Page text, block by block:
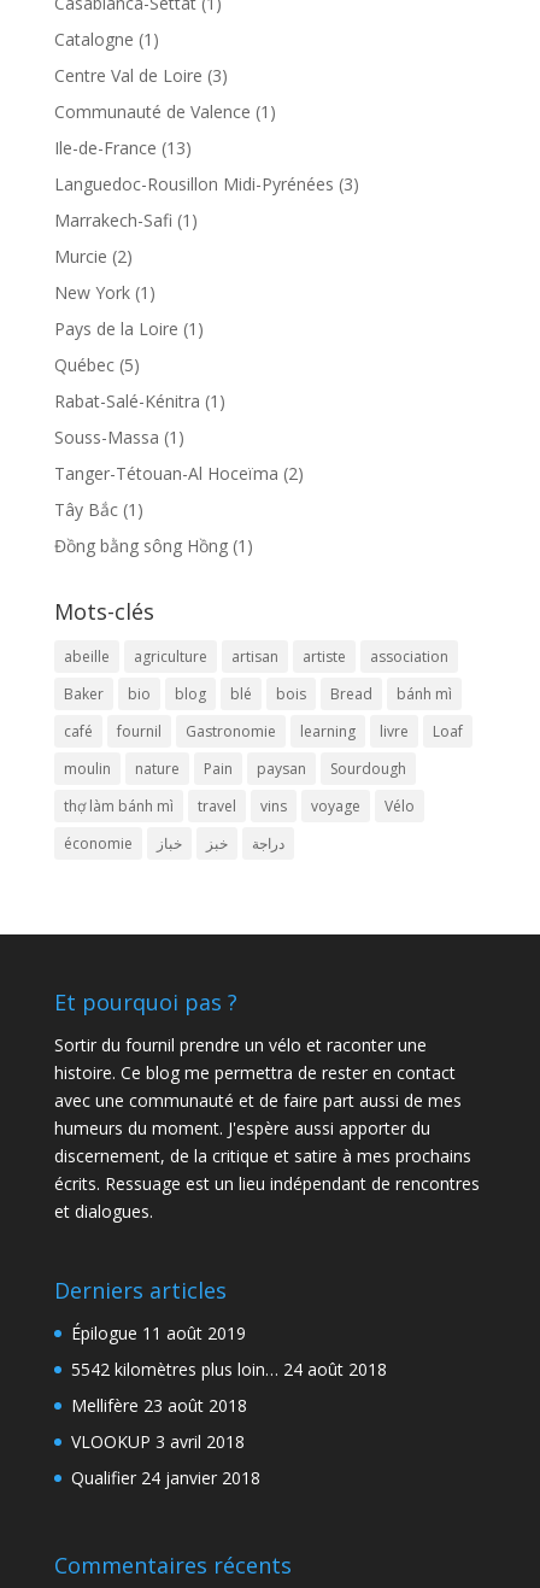
Catalogne (1)
Centre Val de Loire (3)
Communauté de Valence (1)
Ile-de-France (13)
Languedoc-Rousillon Midi-Pyrénées (3)
Marrakech-Safi (1)
Murcie (2)
New York(1)
Pays de la Loire (1)
Québec(5)
Rabat-Salé-Kénitra (1)
Souss-Massa (1)
Tanger-Tétouan-Al Hoceïma (2)
Tây Bắc(1)
Đồng bằng sông Hồng(1)
Mots-clés
abeille agriculture artisan artiste
association
Baker
bio blog blé bois Bread
bánh mì
café
fournil Gastronomie learning livre
Loaf
moulin
nature Pain paysan
Sourdough
thợ làm bánh mì
travel vins voyage
Vélo
économie
خباز خبز دراجة
Et pourquoi pas ?
Sortir du fournil prendre un vélo et raconter une
histoire. Ce blog me permettra de rester en contact
avec une communauté et de faire part aussi de mes
humeurs du moment. J'espère aussi apporter du
discernement, de la critique et satire à mes prochains
écrits. Ressuage est un lieu indépendant de rencontres
et dialogues.
Derniers articles
Épilogue 11 août 2019
5542 kilomètres plus loin… 24 août 2018
Mellifère 23 août 2018
VLOOKUP 3 avril 2018
Qualifier 24 janvier 2018
Commentaires récents